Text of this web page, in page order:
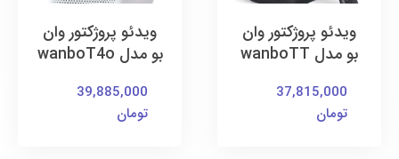
ویدئو پروژکتور وان
بو مدل wanboTT
37,815,000
تومان
ویدئو پروژکتور وان
بو مدل wanboT4o
39,885,000
تومان